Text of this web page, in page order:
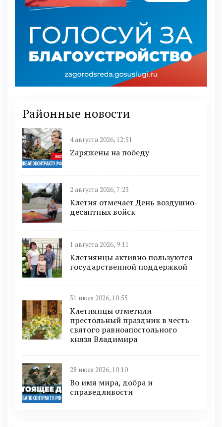
Районные новости
4 августа 2026, 12:51
Zаряжены на победу
2 августа 2026, 7:23
Клетня отмечает День воздушно-
десантных войск
1 августа 2026, 9:11
Клетнянцы активно пользуются
государственной поддержкой
31 июля 2026, 10:55
Клетнянцы отметили
престольный праздник в честь
святого равноапостольного
князя Владимира
28 июля 2026, 10:10
Во имя мира, добра и
справедливости